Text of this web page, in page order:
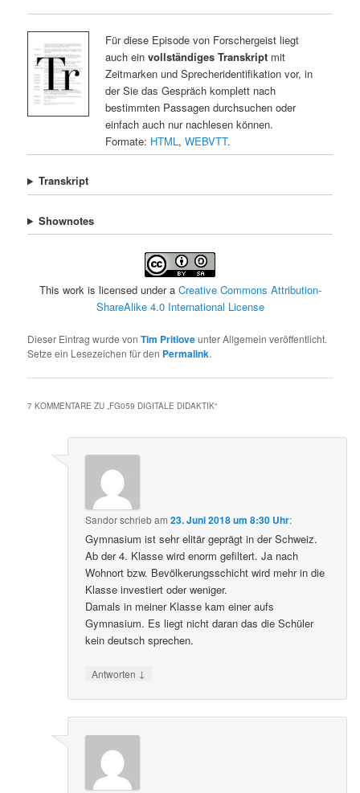
Für diese Episode von Forschergeist liegt
auch ein vollständiges Transkriptmit
Zeitmarken und Sprecheridentifikation vor, in
der Sie das Gespräch komplett nach
bestimmten Passagen durchsuchen oder
einfach auch nur nachlesen können.
Formate: HTML , WEBVTT.
Transkript
Shownotes
This work is licensed under a Creative Commons Attribution-
ShareAlike 4.0 International License
Dieser Eintrag wurde vonTim Pritloveunter Allgemein veröffentlicht.
Setze ein Lesezeichen für den Permalink.
7 KOMMENTARE ZU „FG059 DIGITALE DIDAKTIK“
Sandorschriebam23. Juni 2018 um 8:30 Uhr:
Gymnasium ist sehr elitär geprägt in der Schweiz.
Ab der 4. Klasse wird enorm gefiltert. Ja nach
Wohnort bzw. Bevölkerungsschicht wird mehr in die
Klasse investiert oder weniger.
Damals in meiner Klasse kam einer aufs
Gymnasium. Es liegt nicht daran das die Schüler
kein deutsch sprechen.
Antworten ↓